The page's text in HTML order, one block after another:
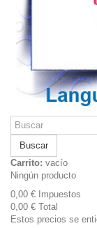
Buscar
Carrito: vacío
Ningún producto
0,00 € Impuestos
0,00 € Total
Estos precios se